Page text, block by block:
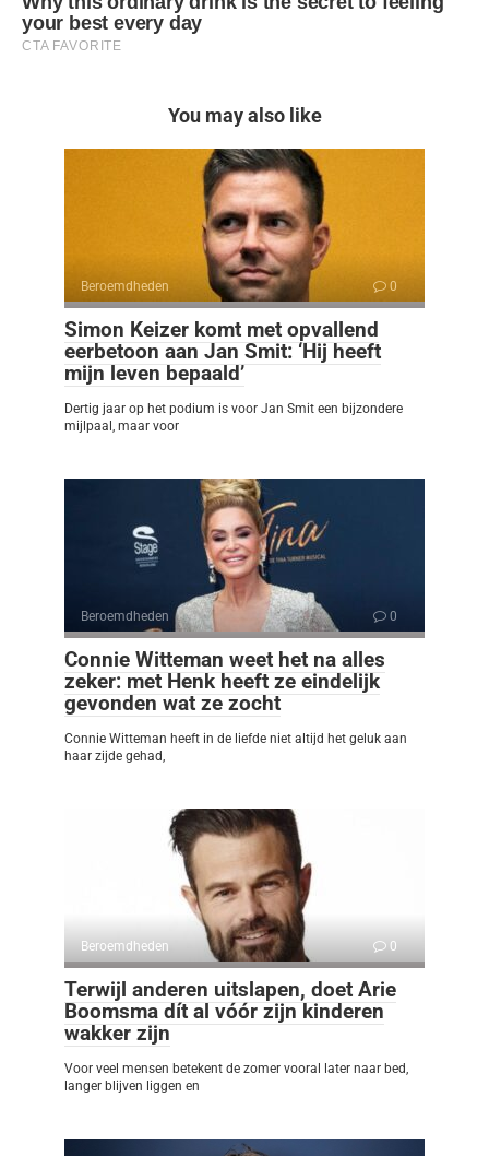
You may also like
Beroemdheden 0
Simon Keizer komt met opvallend
eerbetoon aan Jan Smit: ‘Hij heeft
mijn leven bepaald’
Dertig jaar op het podium is voor Jan Smit een bijzondere
mijlpaal, maar voor
Beroemdheden 0
Connie Witteman weet het na alles
zeker: met Henk heeft ze eindelijk
gevonden wat ze zocht
Connie Witteman heeft in de liefde niet altijd het geluk aan
haar zijde gehad,
Beroemdheden 0
Terwijl anderen uitslapen, doet Arie
Boomsma dít al vóór zijn kinderen
wakker zijn
Voor veel mensen betekent de zomer vooral later naar bed,
langer blijven liggen en